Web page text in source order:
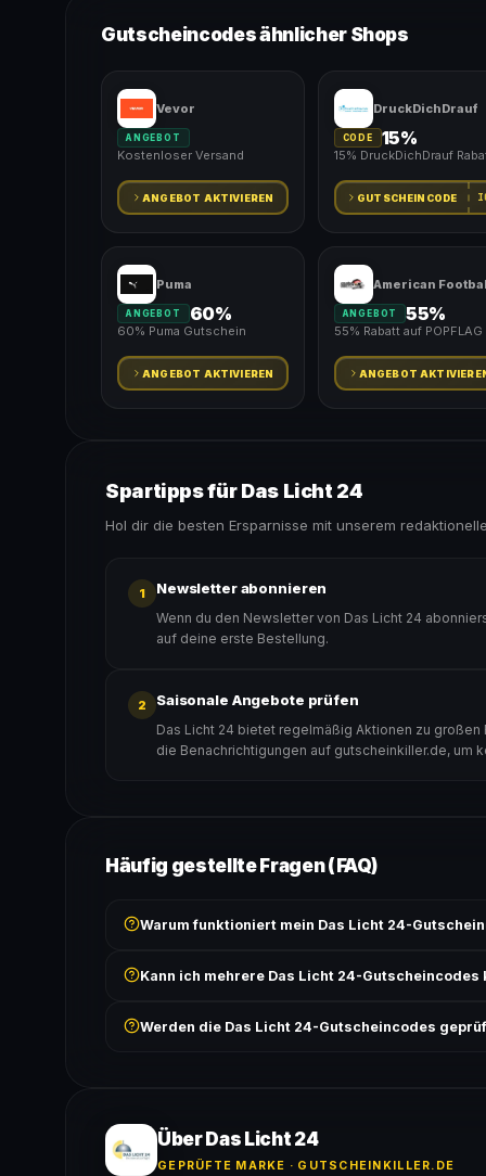
Gutscheincodes ähnlicher Shops
Vevor
ANGEBOT
Kostenloser Versand
ANGEBOT AKTIVIEREN
DruckDichDrauf
CODE 15%
15% DruckDichDrauf
GUTSCHEINCODE
Puma
ANGEBOT 60%
60% Puma Gutschein
ANGEBOT AKTIVIEREN
ANGEBOT 55%
55% Rabatt auf POPFLAG
ANGEBOT
Spartipps für Das Licht 24
Hol dir die besten Ersparnisse mit unserem
1 Newsletter abonnieren
Wenn du den Newsletter von Das Licht 24
auf deine erste Bestellung.
2 Saisonale Angebote prüfen
Das Licht 24 bietet regelmäßig Aktionen zu großen
die Benachrichtigungen auf gutscheinkiller.de, um
Häufig gestellte Fragen (FAQ)
Warum funktioniert mein Das Licht 24-
Bedingungen findest du unter „Details".
Kann ich mehrere Das Licht 24-Gutscheincodes
ausgeschlossen, sofern die Angebotsbedingungen
Werden die Das Licht 24-Gutscheincodes
Über Das Licht 24
GEPRÜFTE MARKE · GUTSCHEINKILLER.DE